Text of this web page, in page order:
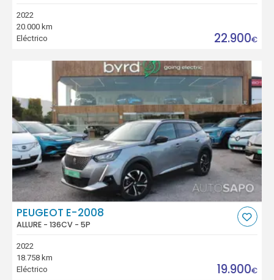
2022
20.000 km
Eléctrico
22.900€
PEUGEOT E-2008
ALLURE - 136CV - 5P
2022
18.758 km
Eléctrico
19.900€